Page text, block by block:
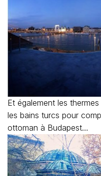
Et également les
les bains turcs pour
ottoman à Budapest…